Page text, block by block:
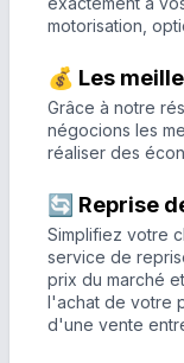
motorisation,
💰 Les
Grâce à notre
négocions les
réaliser des
🔄 Reprise
Simplifiez votre
service de
prix du marché
l'achat de votre
d'une vente